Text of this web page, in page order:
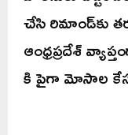
చేసి రిమాండ్‌కు
ఆంధ్రప్రదేశ్‌
కి పైగా మోసాల